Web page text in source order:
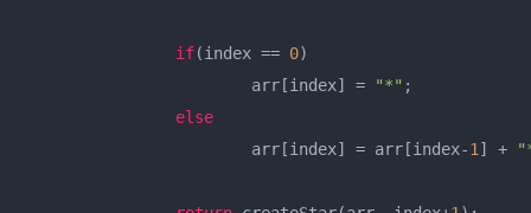
if(index == 0)
			arr[index] =
"*" ;
else
			arr[index] = arr[index-
1 ] +